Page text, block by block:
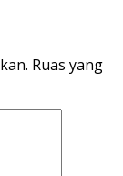
Ruas yang